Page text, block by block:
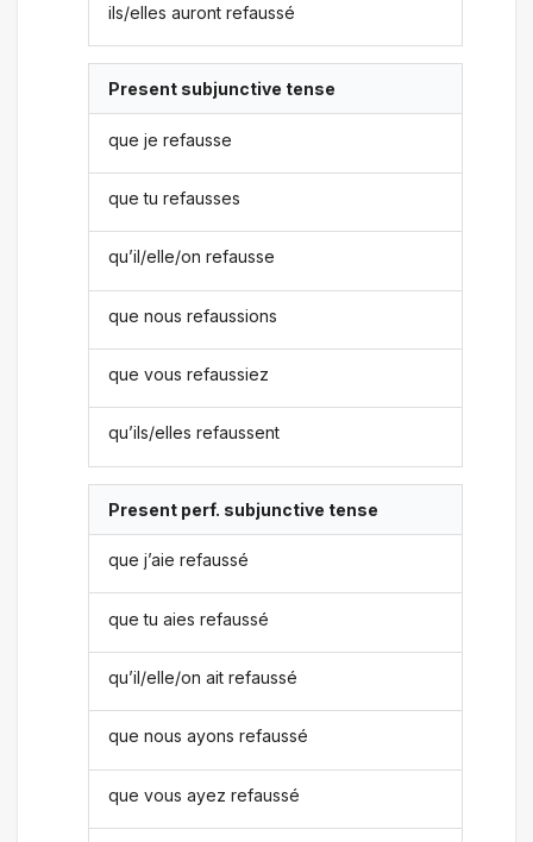
ils/elles auront refaussé
Present subjunctive tense
que je refausse
que tu refausses
qu’il/elle/on refausse
que nous refaussions
que vous refaussiez
qu’ils/elles refaussent
Present perf. subjunctive tense
que j’aie refaussé
que tu aies refaussé
qu’il/elle/on ait refaussé
que nous ayons refaussé
que vous ayez refaussé